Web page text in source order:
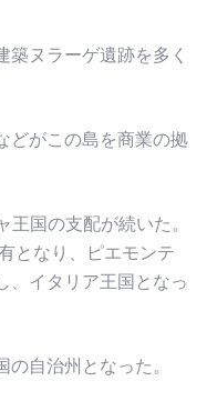
ヌラーゲ遺跡を多く
どがこの島を商業の拠
国の支配が続いた。
となり、ピエモンテ
、イタリア王国となっ
自治州となった。